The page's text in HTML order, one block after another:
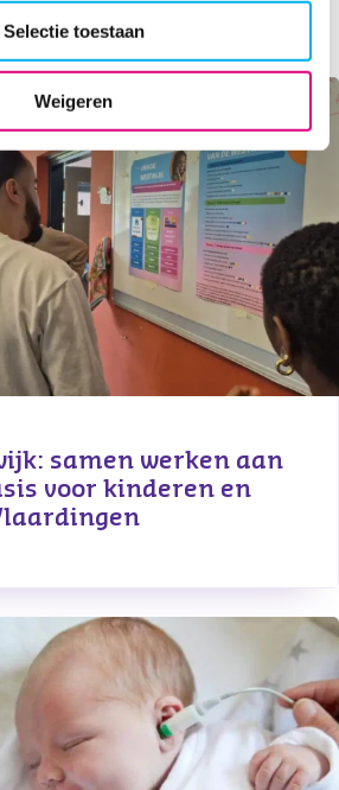
Selectie toestaan
Weigeren
samen werken aan
voor kinderen en